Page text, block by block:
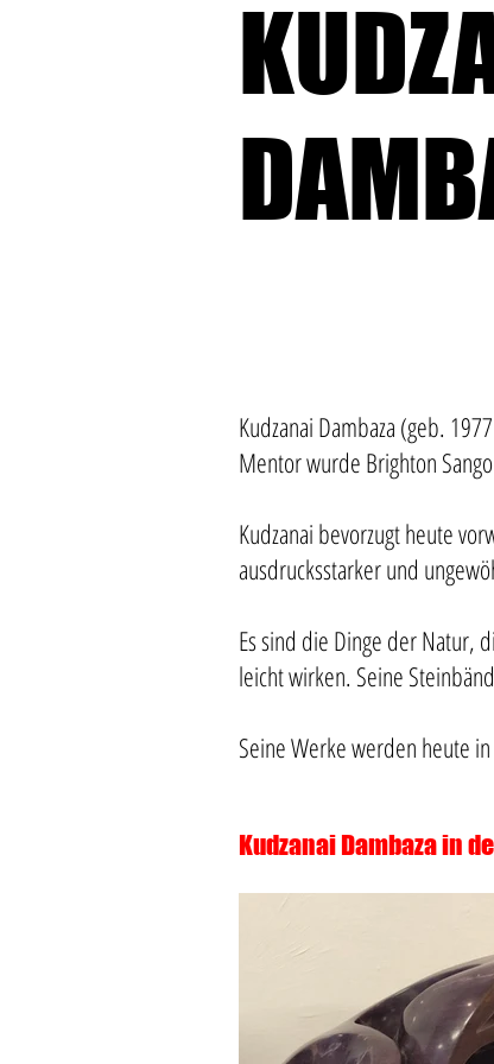
Kudzanai Dambaza (geb.
Mentor wurde Brighton
Kudzanai bevorzugt heute
ausdrucksstarker und
Es sind die Dinge der Natur,
leicht wirken. Seine
Seine Werke werden heute
Kudzanai Dambaza in